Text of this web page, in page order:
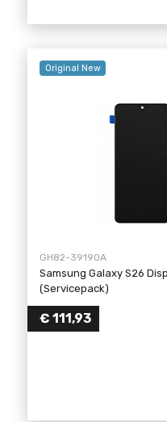
Original New
GH82-39190A
Samsung Galaxy S26
(Servicepack)
€ 111,93